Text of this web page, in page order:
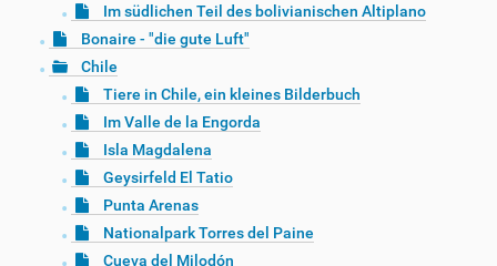
Im südlichen Teil des bolivianischen Altiplano
Bonaire - "die gute Luft"
Chile
Tiere in Chile, ein kleines Bilderbuch
Im Valle de la Engorda
Isla Magdalena
Geysirfeld El Tatio
Punta Arenas
Nationalpark Torres del Paine
Cueva del Milodón